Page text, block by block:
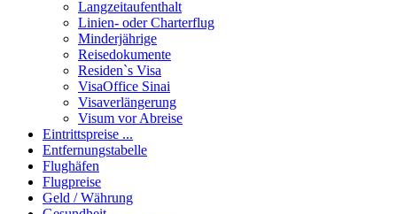
Langzeitaufenthalt
Linien- oder Charterflug
Minderjährige
Reisedokumente
Residen`s Visa
VisaOffice Sinai
Visaverlängerung
Visum vor Abreise
Eintrittspreise ...
Entfernungstabelle
Flughäfen
Flugpreise
Geld / Währung